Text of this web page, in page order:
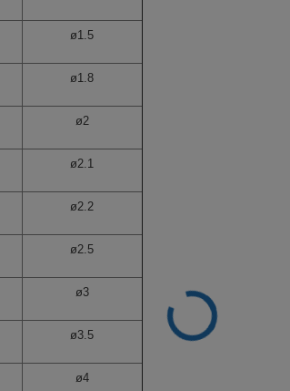
ø1.5
ø1.8
ø2
ø2.1
ø2.2
ø2.5
ø3
ø3.5
ø4